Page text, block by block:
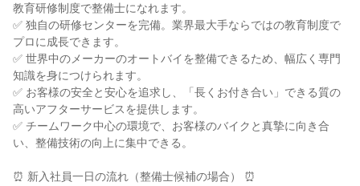
教育研修制度で整備士になれます。
✅ 独自の研修センターを完備。業界最大手ならではの教育制度で
プロに成長できます。
✅ 世界中のメーカーのオートバイを整備できるため、幅広く専門
知識を身につけられます。
✅ お客様の安全と安心を追求し、「長くお付き合い」できる質の
高いアフターサービスを提供します。
✅ チームワーク中心の環境で、お客様のバイクと真摯に向き合
い、整備技術の向上に集中できる。
⏰ 新入社員一日の流れ（整備士候補の場合） ⏰